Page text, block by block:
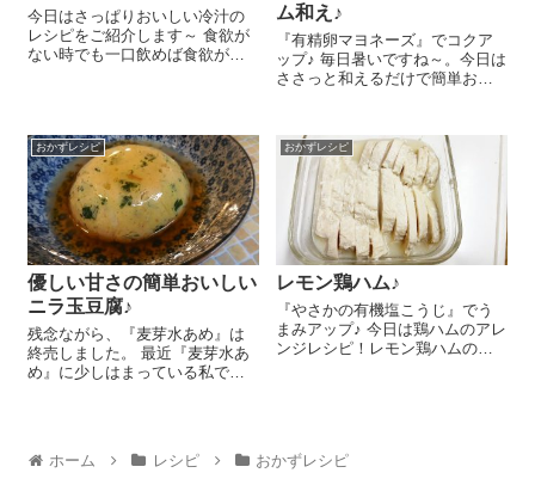
今日はさっぱりおいしい冷汁の
レシピをご紹介します～ 食欲が
ない時でも一口飲めば食欲がわ
たいですよね～♪ 作るのもとって
も簡...
ム和え♪
『有精卵マヨネーズ』でコクア
ップ♪ 毎日暑いですね～。今日は
ささっと和えるだけで簡単おい
す😉 きゅうり 1本は乱切りに
し、トマト 1個は8等分にくし
形に切ります...
おかずレシピ
優しい甘さの簡単おいしい
ニラ玉豆腐♪
残念ながら、『麦芽水あめ』は
終売しました。 最近『麦芽水あ
め』に少しはまっている私で
も大好きだしいきなりそんなこ
とようせん！と思い、砂糖以...
おかずレシピ
レモン鶏ハム♪
『やさかの有機塩こうじ』でう
まみアップ♪ 今日は鶏ハムのアレ
ンジレシピ！レモン鶏ハムのレ
ホーム
レシピ おかずレシピ